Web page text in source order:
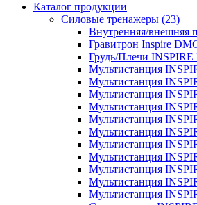
Каталог продукции
Силовые тренажеры (23)
Внутренняя/внешняя
Гравитрон Inspire
Грудь/Плечи INSPIRE
Мультистанция
Мультистанция
Мультистанция
Мультистанция
Мультистанция
Мультистанция
Мультистанция
Мультистанция
Мультистанция
Мультистанция
Мультистанция